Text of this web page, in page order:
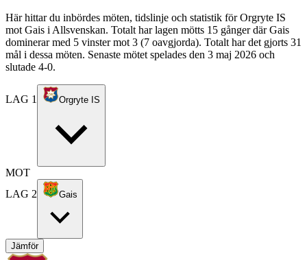
Här hittar du inbördes möten, tidslinje och statistik för Orgryte IS
mot Gais i Allsvenskan. Totalt har lagen mötts 15 gånger där Gais
dominerar med 5 vinster mot 3 (7 oavgjorda). Totalt har det gjorts 31
mål i dessa möten. Senaste mötet spelades den 3 maj 2026 och
slutade 4-0.
LAG 1 Orgryte IS
MOT
LAG 2
Gais
Jämför